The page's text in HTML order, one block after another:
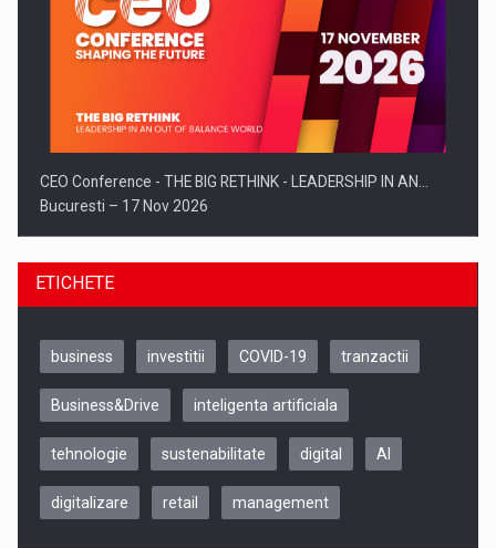
CEO Conference - THE BIG RETHINK - LEADERSHIP IN AN…
Bucuresti – 17 Nov 2026
Be Inspired. Make it Happen!, CLUJ, 9 Decembrie
ETICHETE
business investitii COVID-19 tranzactii
Business&Drive inteligenta artificiala
tehnologie sustenabilitate digital AI
digitalizare retail management